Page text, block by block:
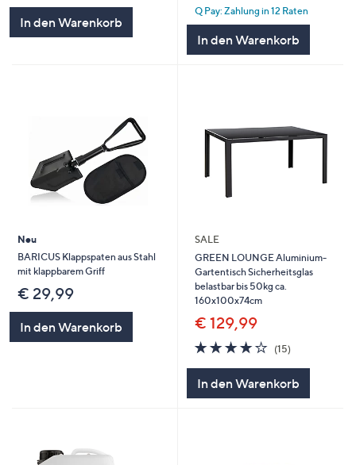
In den Warenkorb
Q Pay: Zahlung in 12 Raten
In den Warenkorb
Neu
BARICUS Klappspaten aus Stahl
mit klappbarem Griff
€ 29,99
In den Warenkorb
SALE
GREEN LOUNGE Aluminium-
Gartentisch Sicherheitsglas
belastbar bis 50kg ca.
160x100x74cm
€ 129,99
4.1
von
(15)15
In den Warenkorb